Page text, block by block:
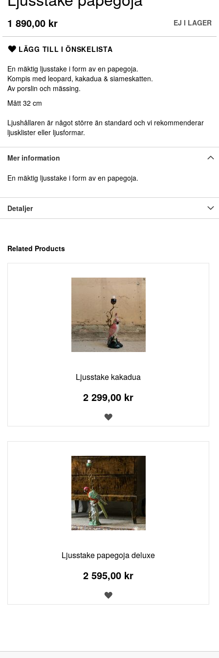
1 890,00 kr EJ I LAGER
LÄGG TILL I ÖNSKELISTA
En mäktig ljusstake i form av en papegoja.
Kompis med leopard, kakadua & siameskatten.
Av porslin och mässing.
Mått 32 cm
Ljushållaren är något större än standard och vi rekommenderar
ljusklister eller ljusformar.
till
av
bildgalleriet
Mer information
En mäktig ljusstake i form av en papegoja.
Detaljer
Related Products
Ljusstake kakadua
2 299,00 kr
LÄGG
TILL
Ljusstake papegoja deluxe
2 595,00 kr
LÄGG
TILL